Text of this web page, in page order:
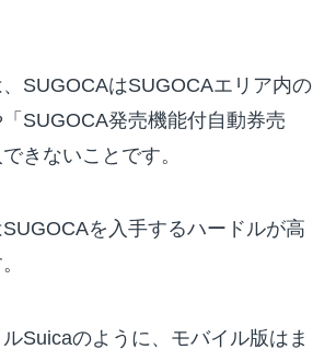
SUGOCAはSUGOCAエリア内の
SUGOCA発売機能付自動券売
きないことです。
を入手するハードルが高
Suicaのように、モバイル版はま